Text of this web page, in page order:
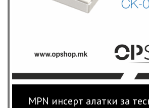
MPN инсерт алатки за